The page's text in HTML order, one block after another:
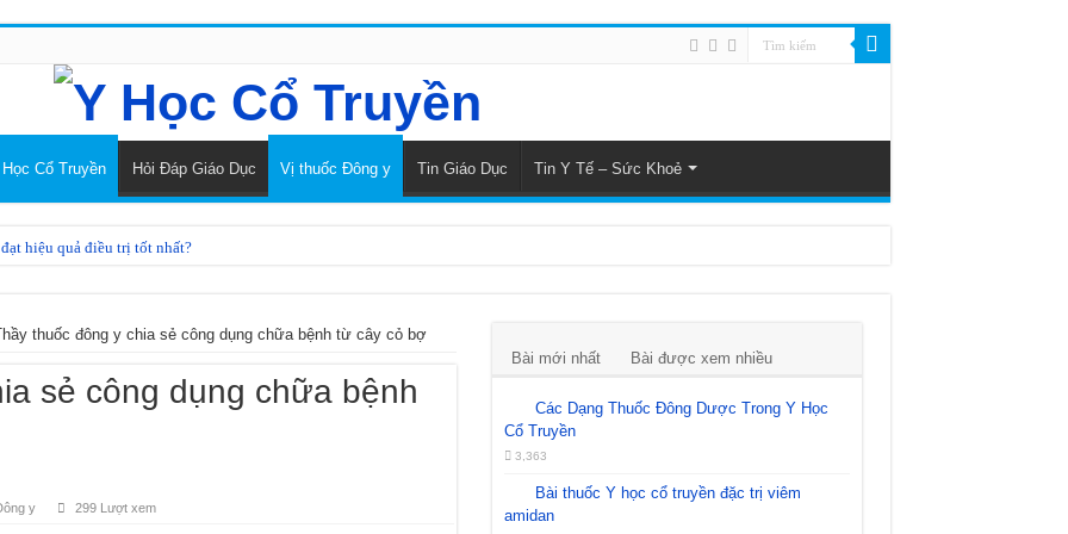
Cổ Truyền Hỏi Đáp Giáo Dục Vị thuốc Đông y Tin Giáo Dục Tin Y Tế – Sức Khoẻ
hiệu quả điều trị tốt nhất?
Y học cổ truyền
bằng Đông y
sâm
phương đông
mài
thuốc đông y chia sẻ công dụng chữa bệnh từ cây cỏ bợ
sẻ công dụng chữa bệnh
y 299 Lượt xem
Bài mới nhất Bài được xem nhiều
Các Dạng Thuốc Đông Dược Trong Y Học
Cổ Truyền
3,363
Bài thuốc Y học cổ truyền đặc trị viêm
amidan